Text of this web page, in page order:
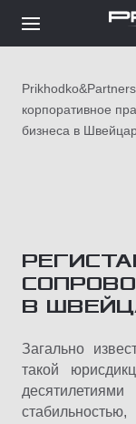
Prikhodko&Partners
корпоративное
бизнеса в
В
Загальнo
такой